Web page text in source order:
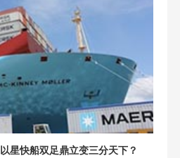
！单个集装箱奔2万的价格。
星快船双足鼎立变三分天下？